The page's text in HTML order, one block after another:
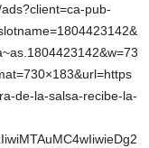
pub-
de-la-salsa-recibe-la-